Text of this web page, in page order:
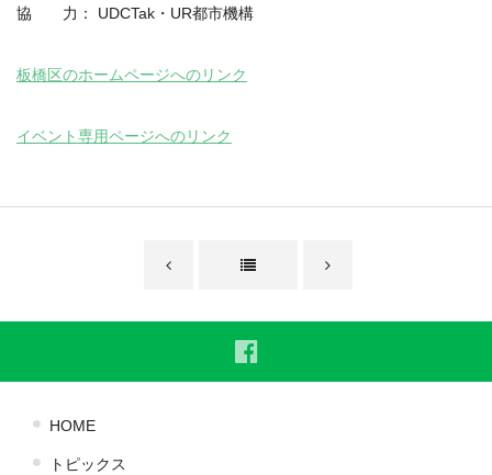
協 力： UDCTak・UR都市機構
板橋区のホームページへのリンク
イベント専用ページへのリンク
HOME
トピックス